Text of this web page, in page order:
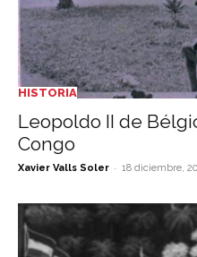
HISTORIA
Leopoldo II de
Congo
Xavier Valls Soler - 18 diciembre,